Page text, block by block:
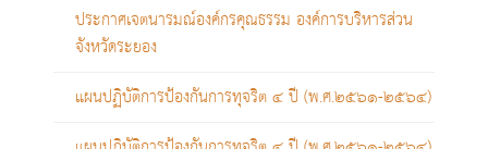
ประกาศเจตนารมณ์องค์กรคุณธรรม องค์การบริหารส่วน
จังหวัดระยอง
แผนปฏิบัติการป้องกันการทุจริต ๔ ปี (พ.ศ.๒๕๖๑-๒๕๖๔)